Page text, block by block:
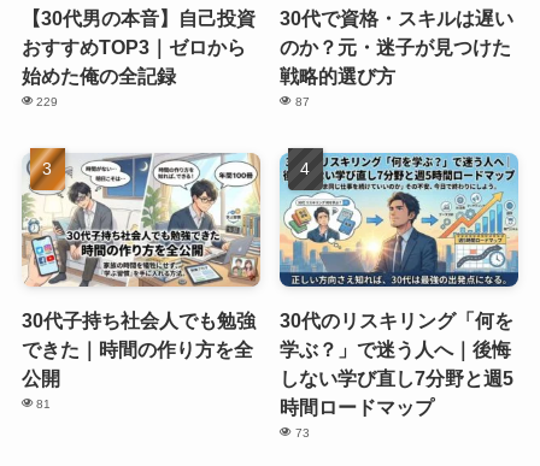
【30代男の本音】自己投資
おすすめTOP3｜ゼロから
始めた俺の全記録
229
30代で資格・スキルは遅い
のか？元・迷子が見つけた
戦略的選び方
87
30代子持ち社会人でも勉強
できた｜時間の作り方を全
公開
81
30代のリスキリング「何を
学ぶ？」で迷う人へ｜後悔
しない学び直し7分野と週5
時間ロードマップ
73